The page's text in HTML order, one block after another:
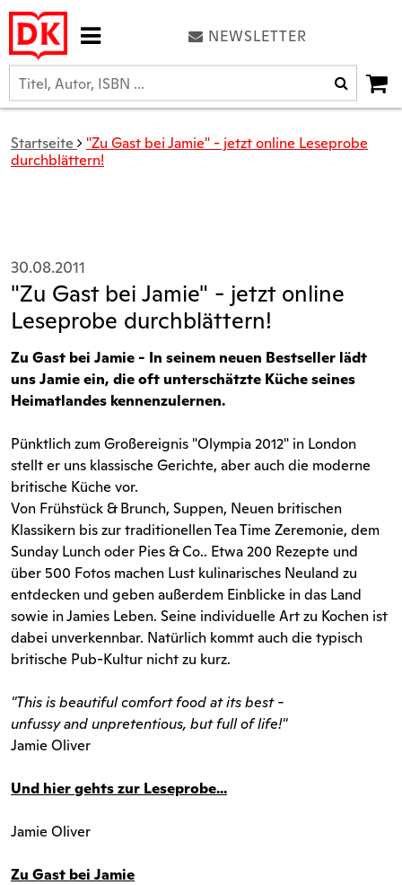
NEWSLETTER
Startseite
"Zu Gast bei Jamie" - jetzt online Leseprobe
durchblättern!
30.08.2011
"Zu Gast bei Jamie" - jetzt online
Leseprobe durchblättern!
Zu Gast bei Jamie - In seinem neuen Bestseller lädt
uns Jamie ein, die oft unterschätzte Küche seines
Heimatlandes kennenzulernen.
Pünktlich zum Großereignis "Olympia 2012" in London
stellt er uns klassische Gerichte, aber auch die moderne
britische Küche vor.
Von Frühstück & Brunch, Suppen, Neuen britischen
Klassikern bis zur traditionellen Tea Time Zeremonie, dem
Sunday Lunch oder Pies & Co.. Etwa 200 Rezepte und
über 500 Fotos machen Lust kulinarisches Neuland zu
entdecken und geben außerdem Einblicke in das Land
sowie in Jamies Leben. Seine individuelle Art zu Kochen ist
dabei unverkennbar. Natürlich kommt auch die typisch
britische Pub-Kultur nicht zu kurz.
"This is beautiful comfort food at its best -
unfussy and unpretentious, but full of life!"
Jamie Oliver
Und hier gehts zur Leseprobe...
Jamie Oliver
Zu Gast bei Jamie